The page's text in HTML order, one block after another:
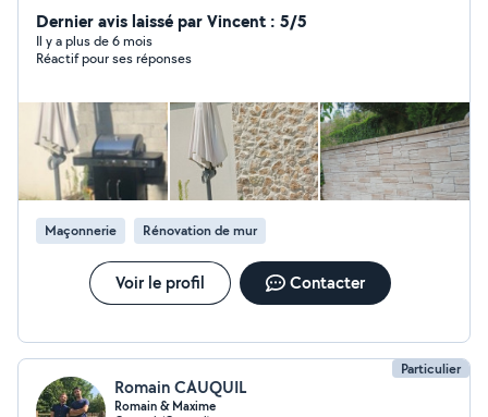
Dernier avis laissé par Vincent : 5/5
Il y a plus de 6 mois
Réactif pour ses réponses
Maçonnerie Rénovation de mur
Voir le profil Contacter
Particulier
Romain CAUQUIL
Romain & Maxime